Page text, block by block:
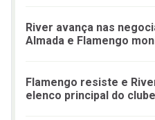
River avança nas
Almada e Flamengo
Flamengo resiste e
elenco principal do clube